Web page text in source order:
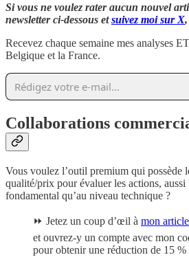
Si vous ne voulez rater aucun nouvel
newsletter ci-dessous etsuivez moi sur X,
Recevez chaque semaine mes analyses
Belgique et la France.
Collaborations
Vous voulez l’outil premium qui possède
qualité/prix pour évaluer les actions, aussi
fondamental qu’au niveau technique ?
⏩ Jetez un coup d’œil à mon
et ouvrez-y un compte avec mon
pour obtenir une réduction de 15 %